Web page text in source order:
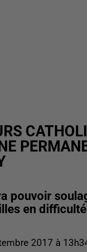
pouvoir
en
2017 à